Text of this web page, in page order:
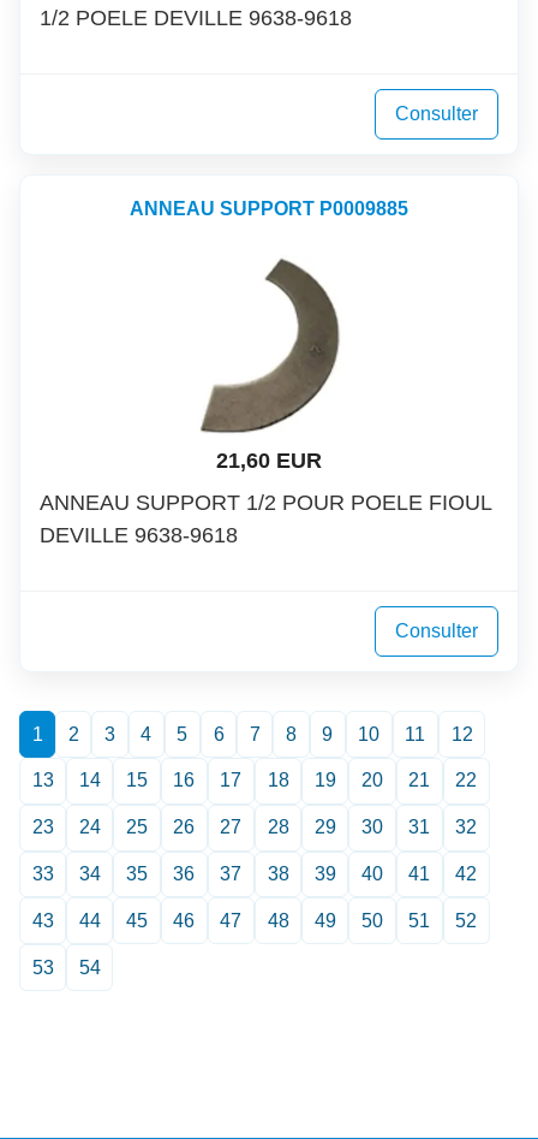
1/2 POELE DEVILLE 9638-9618
Consulter
ANNEAU SUPPORT P0009885
21,60 EUR
ANNEAU SUPPORT 1/2 POUR POELE FIOUL
DEVILLE 9638-9618
Consulter
1 2 3 4 5 6 7 8 9 10 11 12
13 14 15 16 17 18 19 20 21 22
23 24 25 26 27 28 29 30 31 32
33 34 35 36 37 38 39 40 41 42
43 44 45 46 47 48 49 50 51 52
53 54